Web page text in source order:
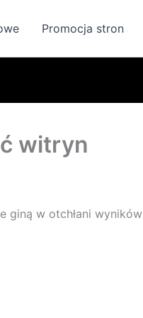
Promocja stron
witryn
giną w otchłani wyników